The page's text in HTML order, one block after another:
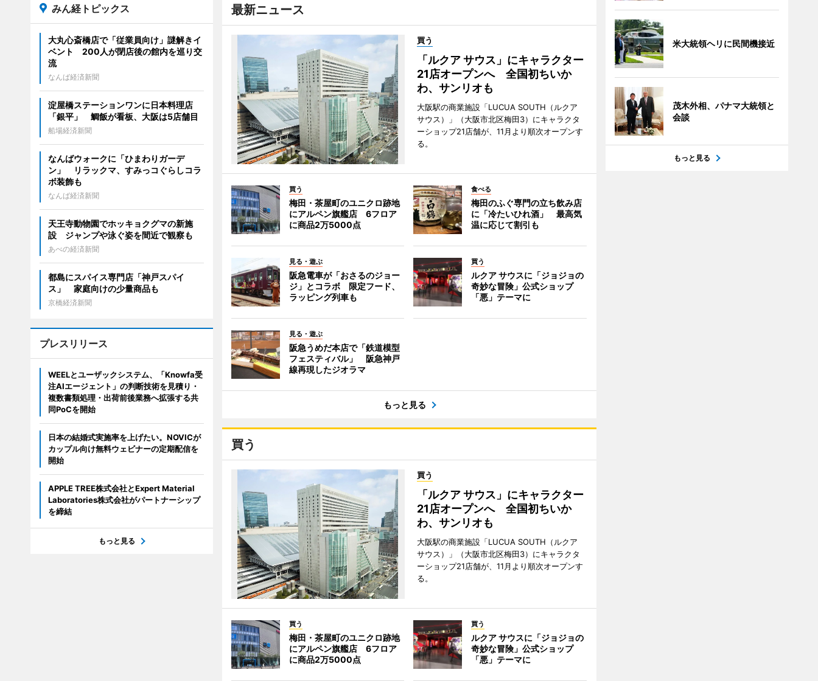
最新ニュース
買う
「ルクア サウス」にキャラクター
21店オープンへ 全国初ちいか
わ、サンリオも
大阪駅の商業施設「LUCUA SOUTH（ルクア
サウス）」（大阪市北区梅田3）にキャラクタ
ーショップ21店舗が、11月より順次オープンす
る。
買う
梅田・茶屋町のユニクロ跡地
にアルペン旗艦店 6フロア
に商品2万5000点
食べる
梅田のふぐ専門の立ち飲み店
に「冷たいひれ酒」 最高気
温に応じて割引も
見る・遊ぶ
阪急電車が「おさるのジョー
ジ」とコラボ 限定フード、
ラッピング列車も
買う
ルクア サウスに「ジョジョの
奇妙な冒険」公式ショップ
「悪」テーマに
見る・遊ぶ
阪急うめだ本店で「鉄道模型
フェスティバル」 阪急神戸
線再現したジオラマ
もっと見る
買う
買う
「ルクア サウス」にキャラクター
21店オープンへ 全国初ちいか
わ、サンリオも
大阪駅の商業施設「LUCUA SOUTH（ルクア
サウス）」（大阪市北区梅田3）にキャラクタ
ーショップ21店舗が、11月より順次オープンす
る。
買う
梅田・茶屋町のユニクロ跡地
にアルペン旗艦店 6フロア
に商品2万5000点
買う
ルクア サウスに「ジョジョの
奇妙な冒険」公式ショップ
「悪」テーマに
みん経トピックス
大丸心斎橋店で「従業員向け」謎解きイ
ベント 200人が閉店後の館内を巡り交
流
なんば経済新聞
淀屋橋ステーションワンに日本料理店
「銀平」 鯛飯が看板、大阪は5店舗目
船場経済新聞
なんばウォークに「ひまわりガーデ
ン」 リラックマ、すみっコぐらしコラ
ボ装飾も
なんば経済新聞
天王寺動物園でホッキョクグマの新施
設 ジャンプや泳ぐ姿を間近で観察も
あべの経済新聞
都島にスパイス専門店「神戸スパイ
ス」 家庭向けの少量商品も
京橋経済新聞
プレスリリース
WEELとユーザックシステム、「Knowfa受
注AIエージェント」の判断技術を見積り・
複数書類処理・出荷前後業務へ拡張する共
同PoCを開始
日本の結婚式実施率を上げたい。NOVICが
カップル向け無料ウェビナーの定期配信を
開始
APPLE TREE株式会社とExpert Material
Laboratories株式会社がパートナーシップ
を締結
もっと見る
米大統領ヘリに民間機接近
茂木外相、パナマ大統領と
会談
もっと見る